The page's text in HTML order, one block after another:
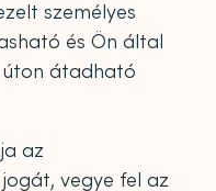
személyes
és Ön által
úton átadható
az
vegye fel az